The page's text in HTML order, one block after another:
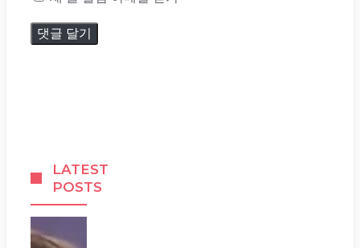
LATEST
POSTS